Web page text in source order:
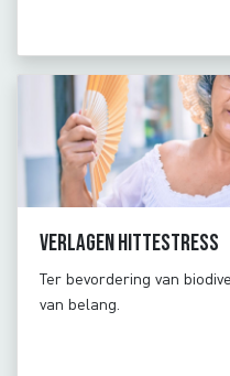
Verlagen hittestress
Ter bevordering van
van belang.